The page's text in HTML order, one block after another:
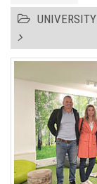
UNIVERSITY